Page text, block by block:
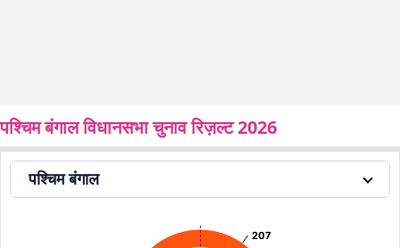
पश्चिम बंगाल विधानसभा चुनाव रिज़ल्ट 2026